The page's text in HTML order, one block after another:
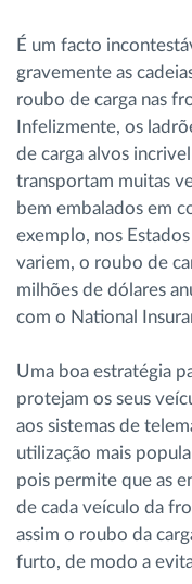
Calculadora de
É um facto
gravemente as
roubo de carga nas
Infelizmente, os
de carga alvos
transportam muitas
bem embalados em
exemplo, nos
variem, o roubo de
milhões de dólares
com o National
Uma boa estratégia
protejam os seus
aos sistemas de
utilização mais
pois permite que as
de cada veículo da
assim o roubo da
furto, de modo a